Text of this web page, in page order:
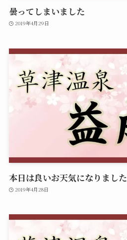
曇ってしまいました
2019年4月29日
本日は良いお天気になりました
2019年4月28日